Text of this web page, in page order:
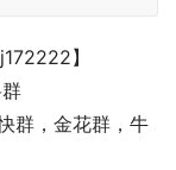
】
群，金花群，牛